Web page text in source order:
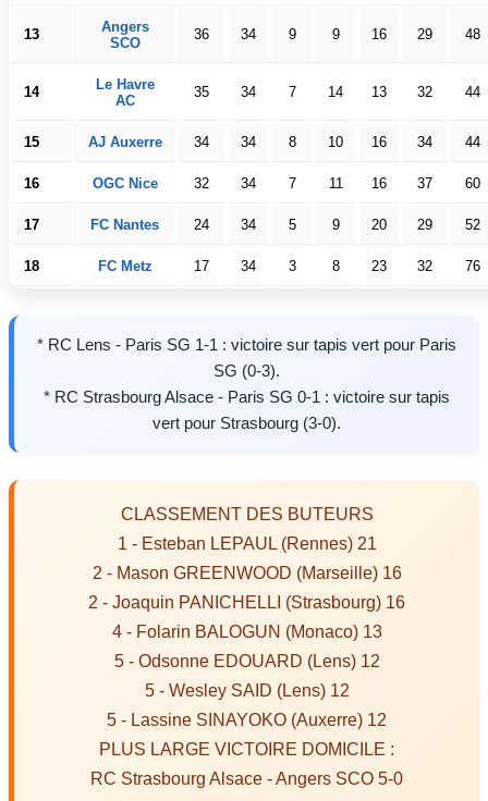
13
Angers
SCO
36 34 9 9 16 29 48
14
Le Havre
AC
35 34 7 14 13 32 44
15 AJ Auxerre 34 34 8 10 16 34 44
16 OGC Nice 32 34 7 11 16 37 60
17 FC Nantes 24 34 5 9 20 29 52
18 FC Metz 17 34 3 8 23 32 76
* RC Lens - Paris SG 1-1 : victoire sur tapis vert pour Paris
SG (0-3).
* RC Strasbourg Alsace - Paris SG 0-1 : victoire sur tapis
vert pour Strasbourg (3-0).
CLASSEMENT DES BUTEURS
1 - Esteban LEPAUL (Rennes) 21
2 - Mason GREENWOOD (Marseille) 16
2 - Joaquin PANICHELLI (Strasbourg) 16
4 - Folarin BALOGUN (Monaco) 13
5 - Odsonne EDOUARD (Lens) 12
5 - Wesley SAID (Lens) 12
5 - Lassine SINAYOKO (Auxerre) 12
PLUS LARGE VICTOIRE DOMICILE :
RC Strasbourg Alsace - Angers SCO 5-0